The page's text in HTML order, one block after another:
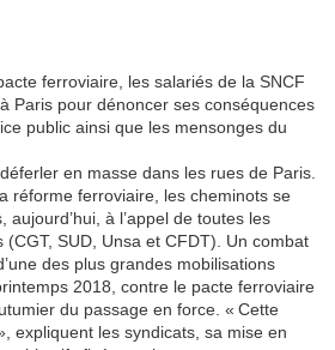
ferroviaire, les salariés de la SNCF
Paris pour dénoncer ses conséquences
public ainsi que les mensonges du
en masse dans les rues de Paris.
réforme ferroviaire, les cheminots se
à l’appel de toutes les
(CGT, SUD, Unsa et CFDT). Un combat
des plus grandes mobilisations
2018, contre le pacte ferroviaire
du passage en force. « Cette
expliquent les syndicats, sa mise en